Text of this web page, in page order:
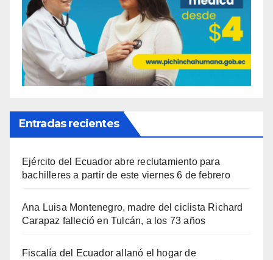
Entradas recientes
Ejército del Ecuador abre reclutamiento para
bachilleres a partir de este viernes 6 de febrero
Ana Luisa Montenegro, madre del ciclista Richard
Carapaz falleció en Tulcán, a los 73 años
Fiscalía del Ecuador allanó el hogar de